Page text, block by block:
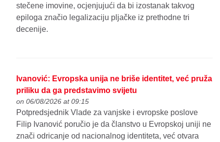
stečene imovine, ocjenjujući da bi izostanak takvog
epiloga značio legalizaciju pljačke iz prethodne tri
decenije.
Ivanović: Evropska unija ne briše identitet, već pruža
priliku da ga predstavimo svijetu
on 06/08/2026 at 09:15
Potpredsjednik Vlade za vanjske i evropske poslove
Filip Ivanović poručio je da članstvo u Evropskoj uniji ne
znači odricanje od nacionalnog identiteta, već otvara